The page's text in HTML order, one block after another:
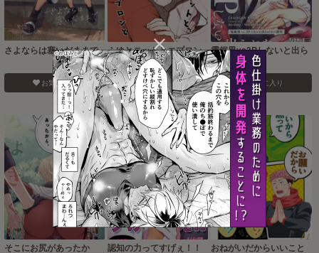
さよならは塞いだままで
お気に入り
ふゆとニットとエプロン
と
お気に入り
電鋸男vs3Pしないと出ら
れない部屋
お気に入り
そこにお尻があったか
認知の力ってすげぇ！！
おねがいだからいいこと